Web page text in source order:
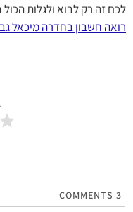
לכם זה רק לבוא ולגלות
רואה חשבון בחדרה מיכאל
3